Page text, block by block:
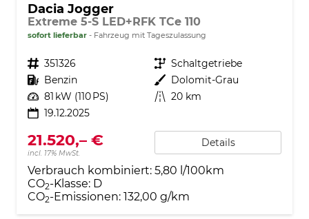
Dacia Jogger
Extreme 5-S LED+RFK TCe 110
sofort lieferbar Fahrzeug mit Tageszulassung
Fahrzeugnr. 351326 Getriebe Schaltgetriebe
Kraftstoff Benzin Außenfarbe Dolomit-Grau
Leistung 81 kW (110 PS) Kilometerstand 20 km
19.12.2025
21.520,– €
incl. 17% MwSt.
Details
Verbrauch kombiniert: 5,80 l/100km
CO2-Klasse: D
CO2-Emissionen: 132,00 g/km